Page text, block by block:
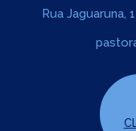
Rua Jaguaruna,